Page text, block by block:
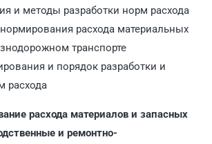
и методы разработки норм расхода
расхода материальных
транспорте
и порядок разработки и
расхода
расхода материалов и запасных
и ремонтно-